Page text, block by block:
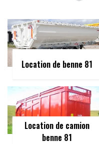
Location de benne 81
Location de camion
benne 81